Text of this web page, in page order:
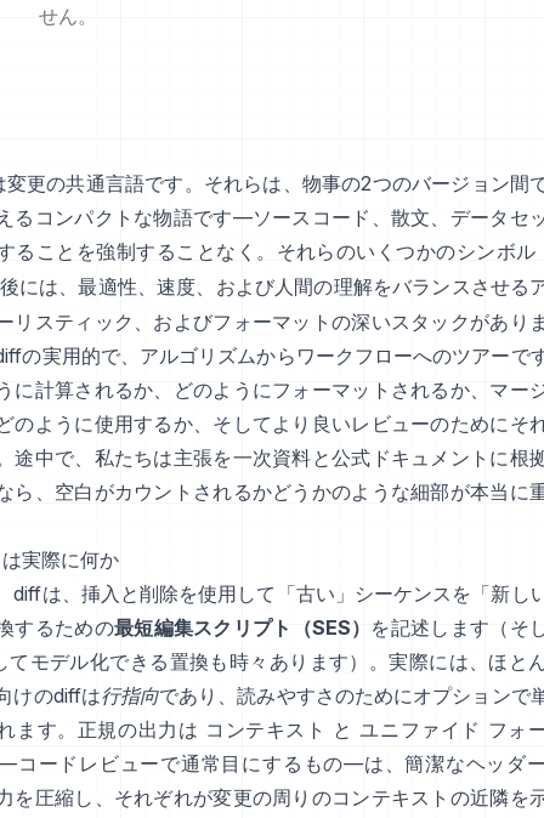
せん。
更の共通言語です。それらは、物事の2つのバージョン間
るコンパクトな物語です—ソースコード、散文、データセ
ることを強制することなく。それらのいくつかのシンボル
には、最適性、速度、および人間の理解をバランスさせる
リスティック、およびフォーマットの深いスタックがあり
の実用的で、アルゴリズムからワークフローへのツアーで
に計算されるか、どのようにフォーマットされるか、マー
のように使用するか、そしてより良いレビューのためにそ
途中で、私たちは主張を一次資料と公式ドキュメントに根
ら、空白がカウントされるかどうかのような細部が本当に
実際に何か
diffは、挿入と削除を使用して「古い」シーケンスを「新し
するための最短編集スクリプト（SES） を記述します（そ
てモデル化できる置換も時々あります）。実際には、ほと
けのdiffは行指向であり、読みやすさのためにオプションで
ます。正規の出力は コンテキスト と ユニファイド フォ
コードレビューで通常目にするもの—は、簡潔なヘッダ
を圧縮し、それぞれが変更の周りのコンテキストの近隣を